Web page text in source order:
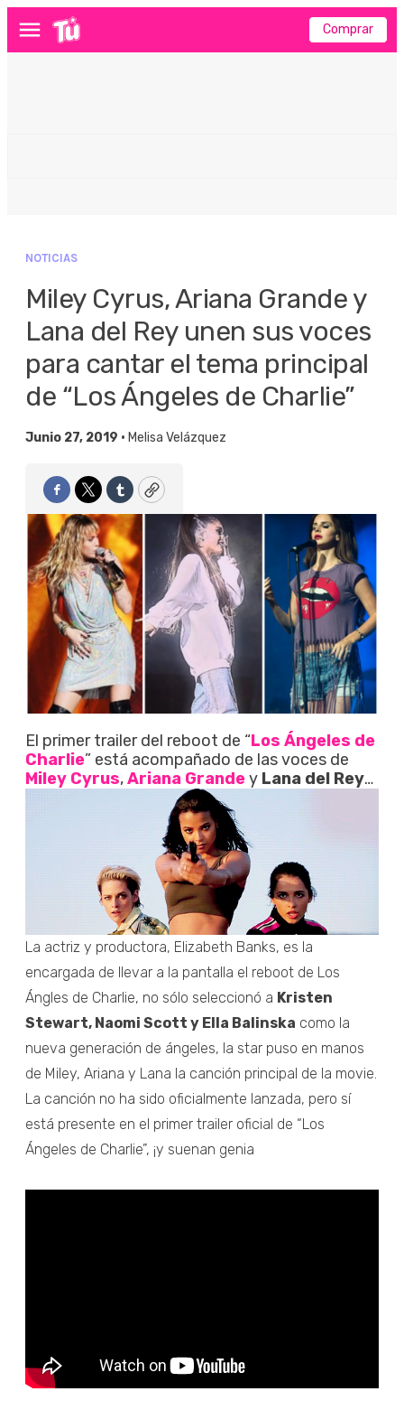
Menú Comprar
NOTICIAS
Miley Cyrus, Ariana Grande y
Lana del Rey unen sus voces
para cantar el tema principal
de “Los Ángeles de Charlie”
Junio 27, 2019 • Melisa Velázquez
Facebook
TwitterTumblrCopy
El primer trailer del reboot de “Los Ángeles de
Charlie” está acompañado de las voces de
Miley Cyrus,Ariana Grandey Lana del Rey…
La actriz y productora, Elizabeth Banks, es la
encargada de llevar a la pantalla el reboot de Los
Ángles de Charlie, no sólo seleccionó a Kristen
Stewart, Naomi Scott y Ella Balinska como la
nueva generación de ángeles, la star puso en manos
de Miley, Ariana y Lana la canción principal de la movie.
La canción no ha sido oficialmente lanzada, pero sí
está presente en el primer trailer oficial de “Los
Ángeles de Charlie”, ¡y suenan genia